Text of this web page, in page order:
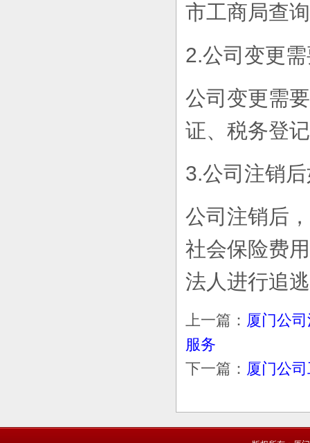
市工商局查
2.公司变更
公司变更需
证、税务登
3.公司注销
公司注销后
社会保险费
法人进行追
上一篇： 厦门公
服务
下一篇： 厦门公